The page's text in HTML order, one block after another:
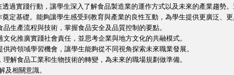
過實踐行動，讓學生深入了解食品製造業的運作方式以及未來的產業趨勢
定基礎。能夠讓學生感受到教育與產業的良性互動，為學生提供更廣泛、更
生產流程與技術，掌握食品安全及品質控制的要點。
化推廣實踐社會責任，並思考企業與地方文化的共融模式。
跨領域學習機會，讓學生能夠從不同視角探索未來職業發展。
解食品工業和生物技術的轉變，為未來的職場規劃做準備。
相關意識。